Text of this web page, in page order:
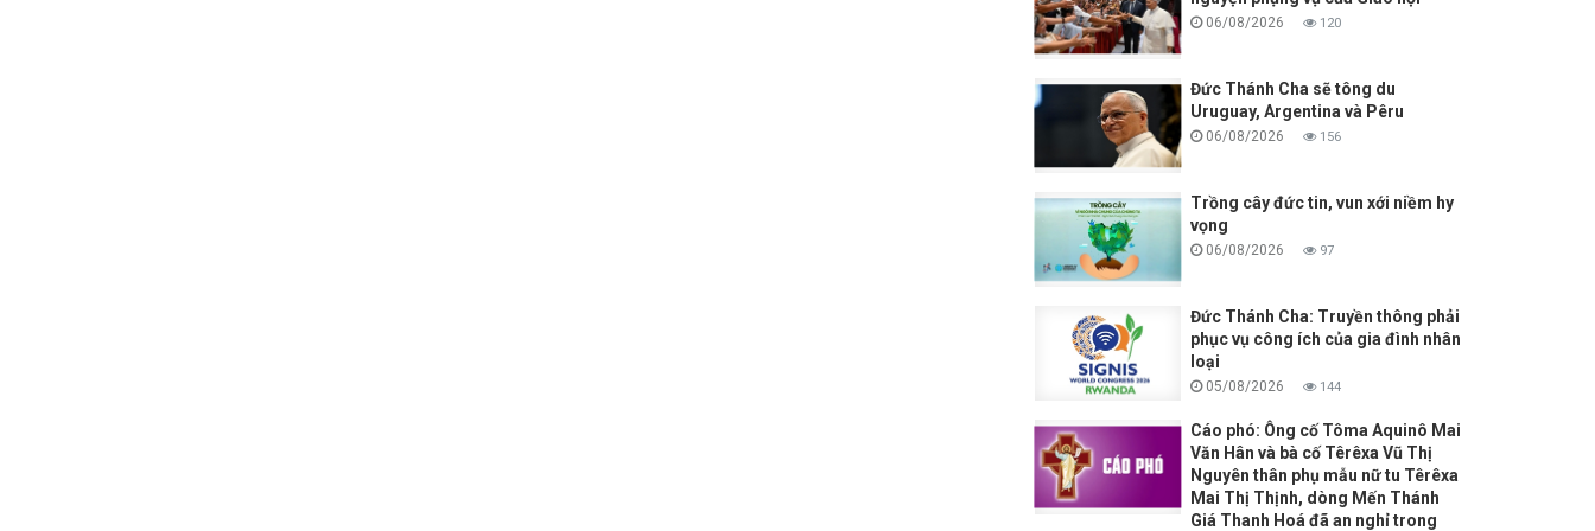
06/08/2026 120
Đức Thánh Cha sẽ tông du
Uruguay, Argentina và Pêru
06/08/2026 156
Trồng cây đức tin, vun xới niềm hy
vọng
06/08/2026 97
Đức Thánh Cha: Truyền thông phải
phục vụ công ích của gia đình nhân
loại
05/08/2026 144
Cáo phó: Ông cố Tôma Aquinô Mai
Văn Hân và bà cố Têrêxa Vũ Thị
Nguyên thân phụ mẫu nữ tu Têrêxa
Mai Thị Thịnh, dòng Mến Thánh
Giá Thanh Hoá đã an nghỉ trong